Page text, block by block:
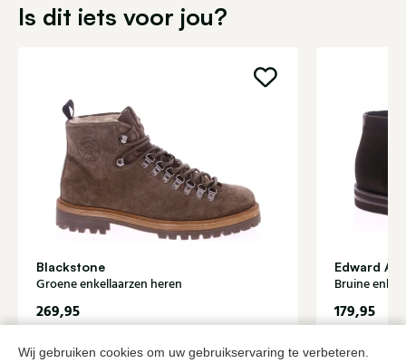
Wij gebruiken cookies om uw gebruikservaring te verbeteren.
Is dit iets voor jou?
Blackstone
Groene enkellaarzen heren
269,95
Edward
Bruine
179,95